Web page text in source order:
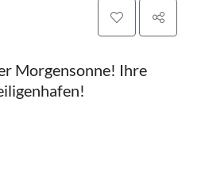
Morgensonne! Ihre